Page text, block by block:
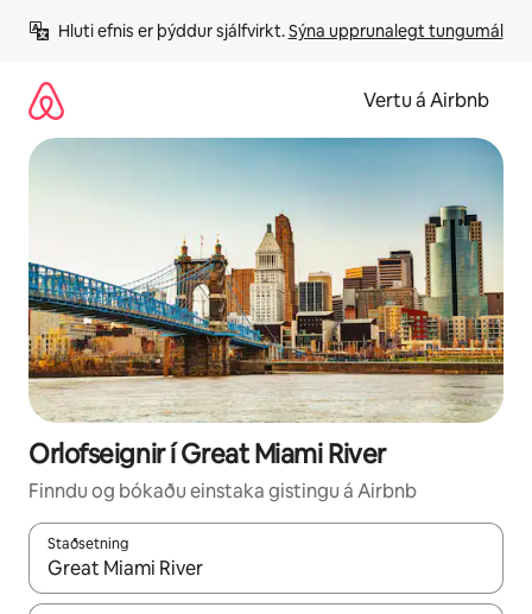
beint
Hluti efnis er þýddur sjálfvirkt. Sýna upprunalegt tungumál
Vertu á Airbnb
Orlofseignir í Great Miami River
Finndu og bókaðu einstaka gistingu á Airbnb
Staðsetning
Þegar niðurstöður liggja fyrir skaltu nota upp og niður